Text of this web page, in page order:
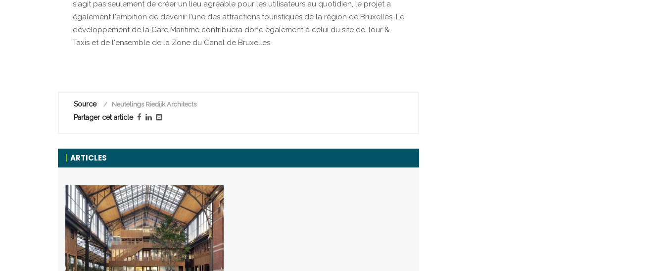
s'agit pas seulement de créer un lieu agréable pour les utilisateurs au quotidien, le projet a
également l'ambition de devenir l'une des attractions touristiques de la région de Bruxelles. Le
développement de la Gare Maritime contribuera donc également à celui du site de Tour &
Taxis et de l'ensemble de la Zone du Canal de Bruxelles.
Source Neutelings Riedijk Architects
Partager cet article
ARTICLES